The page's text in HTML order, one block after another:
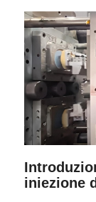
iniezione